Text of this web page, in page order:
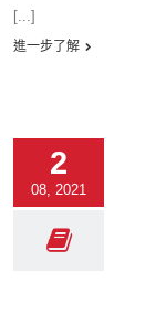
[...]
進一步了解
2
08, 2021